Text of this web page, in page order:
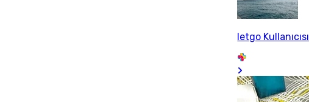
letgo Kullanıcısı